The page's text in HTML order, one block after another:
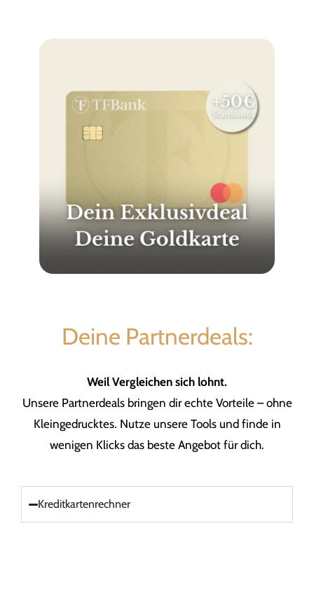
Deine Partnerdeals:
Weil Vergleichen sich lohnt.
Unsere Partnerdeals bringen dir echte Vorteile – ohne
Kleingedrucktes. Nutze unsere Tools und finde in
wenigen Klicks das beste Angebot für dich.
Kreditkartenrechner